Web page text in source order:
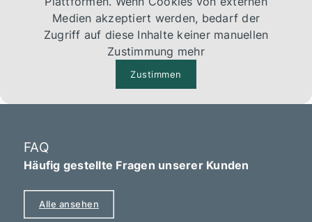
Medien akzeptiert werden, bedarf der
Zugriff auf diese Inhalte keiner manuellen
Zustimmung mehr
Zustimmen
FAQ
Häufig gestellte Fragen unserer Kunden
Alle ansehen